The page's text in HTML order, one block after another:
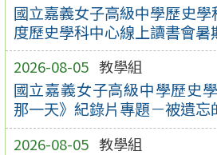
國立嘉義女子高級中學歷史
度歷史學科中心線上讀書會暑
2026-08-05 教學組
國立嘉義女子高級中學歷史
那一天》紀錄片專題－被遺忘
2026-08-05 教學組